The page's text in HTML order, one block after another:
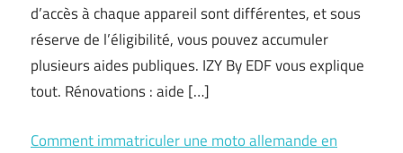
d’accès à chaque appareil sont différentes, et sous
réserve de l’éligibilité, vous pouvez accumuler
plusieurs aides publiques. IZY By EDF vous explique
tout. Rénovations : aide […]
Comment immatriculer une moto allemande en